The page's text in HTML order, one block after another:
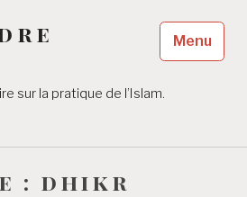
sur la pratique de l’Islam.
Menu
: dhikr